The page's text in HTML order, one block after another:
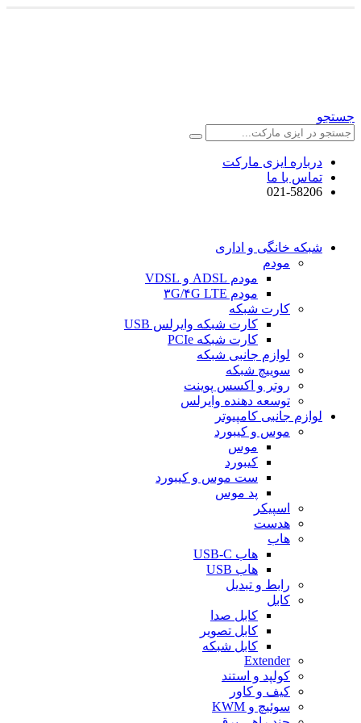
جستجو
درباره ایزی مارکت
تماس با ما
021-58206
شبکه خانگی و اداری
مودم
مودم ADSL و VDSL
مودم ۳G/۴G LTE
کارت شبکه
کارت شبکه وایرلس USB
کارت شبکه PCIe
لوازم جانبی شبکه
سوییچ شبکه
روتر و اکسس پوینت
توسعه دهنده وایرلس
لوازم جانبی کامپیوتر
موس و کیبورد
موس
کیبورد
ست موس و کیبورد
پد موس
اسپیکر
هدست
هاب
هاب USB-C
هاب USB
رابط و تبدیل
کابل
کابل صدا
کابل تصویر
کابل شبکه
Extender
کولپد و استند
کیف و کاور
سوئیچ و KWM